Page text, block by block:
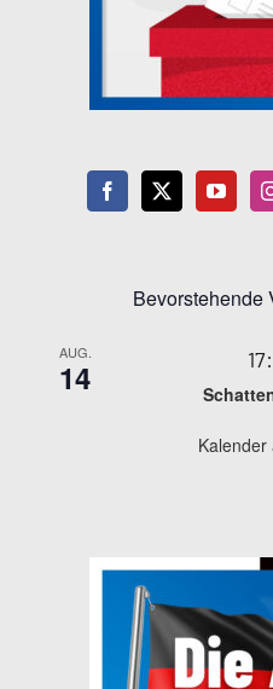
Bevorstehende
AUG.
14
Kalender